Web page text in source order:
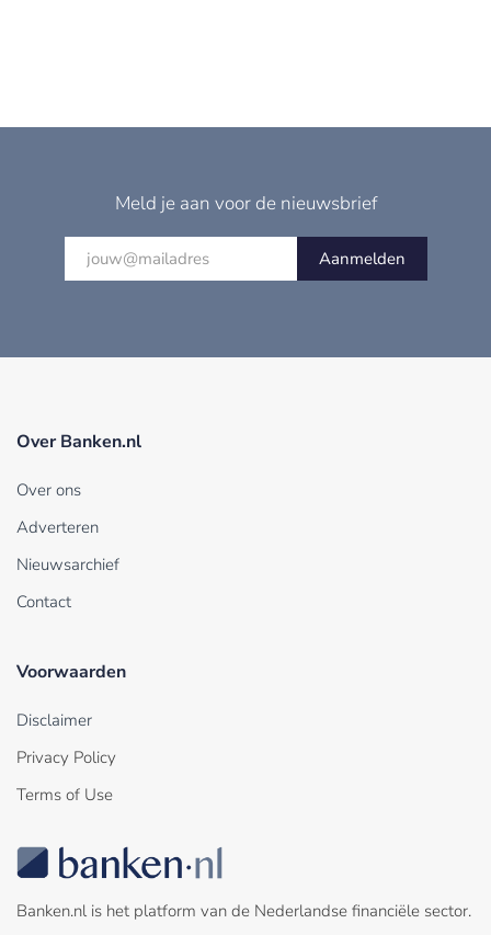
Meld je aan voor de nieuwsbrief
Aanmelden
Over Banken.nl
Over ons
Adverteren
Nieuwsarchief
Contact
Voorwaarden
Disclaimer
Privacy Policy
Terms of Use
Banken.nl is het platform van de Nederlandse financiële sector.